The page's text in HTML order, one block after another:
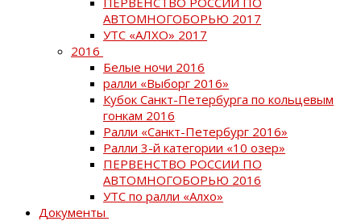
АВТОМНОГОБОРЬЮ 2017
УТС «АЛХО» 2017
2016
Белые ночи 2016
ралли «Выборг 2016»
Кубок Санкт-Петербурга по кольцевым
гонкам 2016
Ралли «Санкт-Петербург 2016»
Ралли 3-й категории «10 озер»
ПЕРВЕНСТВО РОССИИ ПО
АВТОМНОГОБОРЬЮ 2016
УТС по ралли «Алхо»
Документы